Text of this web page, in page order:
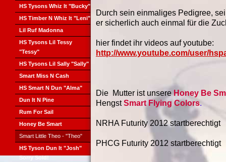
HS Tysons Whiz It "Bucky"
HS Timber N Whiz It "Leni"
Lil Ruf Madonna
HS Tysons Lil Tessy
"Tessy"
HS Tysons Lil Sally "Sally"
Smart Miss N Cash
HS Smart N Dun "Alma"
Dun It N Pine
Rum For Sail
Honey Be Smart
Smart Little Theo - "Theo"
HS Tyson Dun It "Josh"
Sorry Sold!
Durch sein einmaliges Pedigree,
er sicherlich auch einmal für die
hier findet ihr videos auf youtube:
http://www.youtube.com/user/
Die Mutter ist unsere Honey Be
Hengst Smart Flying Colors.
NRHA Futurity 2012 startberechtigt
PHCG Futurity 2012 startberechtigt